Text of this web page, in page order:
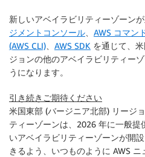
新しいアベイラビリティーゾーンが
ジメントコンソール
AWS コマン
(AWS CLI)
AWS SDK を通じて、
ジョンの他のアベイラビリティー
うになります。
引き続きご期待ください
米国東部 (バージニア北部) リージ
ティーゾーンは、2026 年に一般提
いアベイラビリティーゾーンが開
きるよう、いつものように AWS